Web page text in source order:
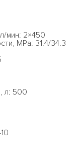
мин: 2×450
MPa: 31.4/34.3
л: 500